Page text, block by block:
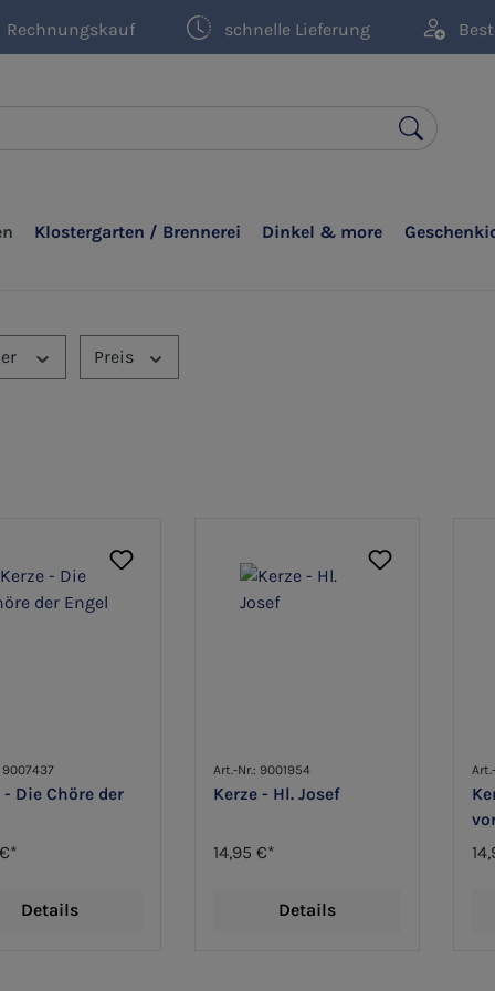
Rechnungskauf schnelle Lieferung
Klostergarten / Brennerei Dinkel & more
Preis
9007437
- Die Chöre der
Details
Art.-Nr.: 9001954
Kerze - Hl. Josef
14,95 €*
Details